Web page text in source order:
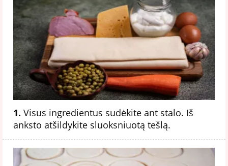
1. Visus ingredientus sudėkite ant stalo. Iš
anksto atšildykite sluoksniuotą tešlą.